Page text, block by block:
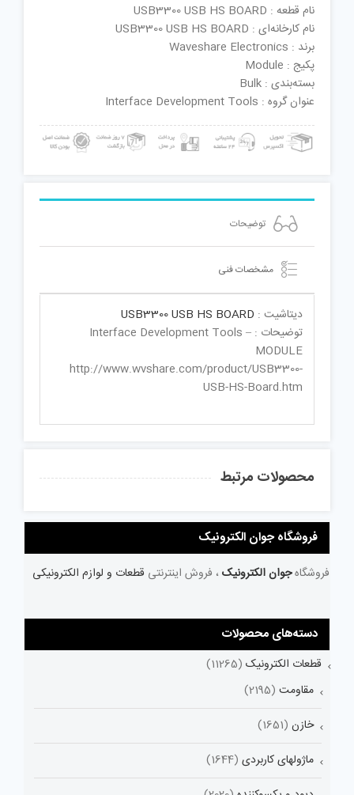
نام قطعه : USB3300 USB HS BOARD
نام کارخانه‌ای : USB3300 USB HS BOARD
برند : Waveshare Electronics
پکیج : Module
بسته‌بندی : Bulk
عنوان گروه : Interface Development Tools
توضیحات
مشخصات فنی
دیتاشیت : USB3300 USB HS BOARD
توضیحات : Interface Development Tools –
MODULE
http://www.wvshare.com/product/USB3300-
USB-HS-Board.htm
محصولات مرتبط
فروشگاه جوان الکترونیک
فروشگاهجوان الکترونیک ، فروش اینترنتی قطعات و لوازم الکترونیکی
دسته‌های محصولات
قطعات الکترونیک (11265)
مقاومت (2195)
خازن (1651)
ماژولهای کاربردی (1644)